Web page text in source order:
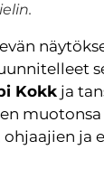
Kokk ja
muotonsa
ja